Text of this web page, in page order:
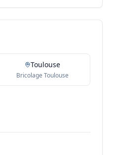
Toulouse
Bricolage Toulouse